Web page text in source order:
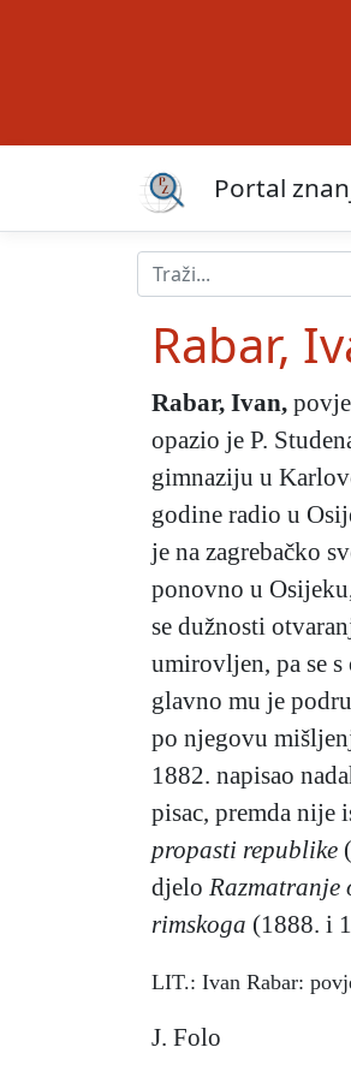
Portal
Rabar,
Rabar, Ivan,
opazio je P.
gimnaziju u
godine radio u
je na zagrebačko
ponovno u
se dužnosti
umirovljen, pa se
glavno mu je
po njegovu
1882. napisao
pisac, premda nije
propasti republike
djelo
rimskoga (1888. i
LIT.: Ivan Rabar:
J. Folo